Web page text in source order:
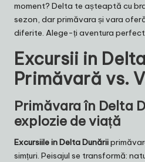
moment? Delta te așteaptă cu
sezon, dar primăvara și vara
diferite. Alege-ți aventura
Excursii in
Primăvară vs.
Primăvara în Delta
explozie de viață
Excursiile in Delta Dunării
simțuri. Peisajul se transformă: